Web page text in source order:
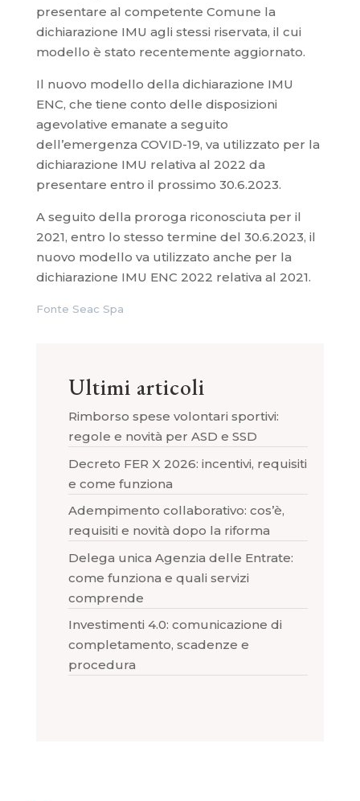
presentare al competente Comune la
dichiarazione IMU agli stessi riservata, il cui
modello è stato recentemente aggiornato.
Il nuovo modello della dichiarazione IMU
ENC, che tiene conto delle disposizioni
agevolative emanate a seguito
dell’emergenza COVID-19, va utilizzato per la
dichiarazione IMU relativa al 2022 da
presentare entro il prossimo 30.6.2023.
A seguito della proroga riconosciuta per il
2021, entro lo stesso termine del 30.6.2023, il
nuovo modello va utilizzato anche per la
dichiarazione IMU ENC 2022 relativa al 2021.
Fonte Seac Spa
Ultimi articoli
Rimborso spese volontari sportivi:
regole e novità per ASD e SSD
Decreto FER X 2026: incentivi, requisiti
e come funziona
Adempimento collaborativo: cos’è,
requisiti e novità dopo la riforma
Delega unica Agenzia delle Entrate:
come funziona e quali servizi
comprende
Investimenti 4.0: comunicazione di
completamento, scadenze e
procedura